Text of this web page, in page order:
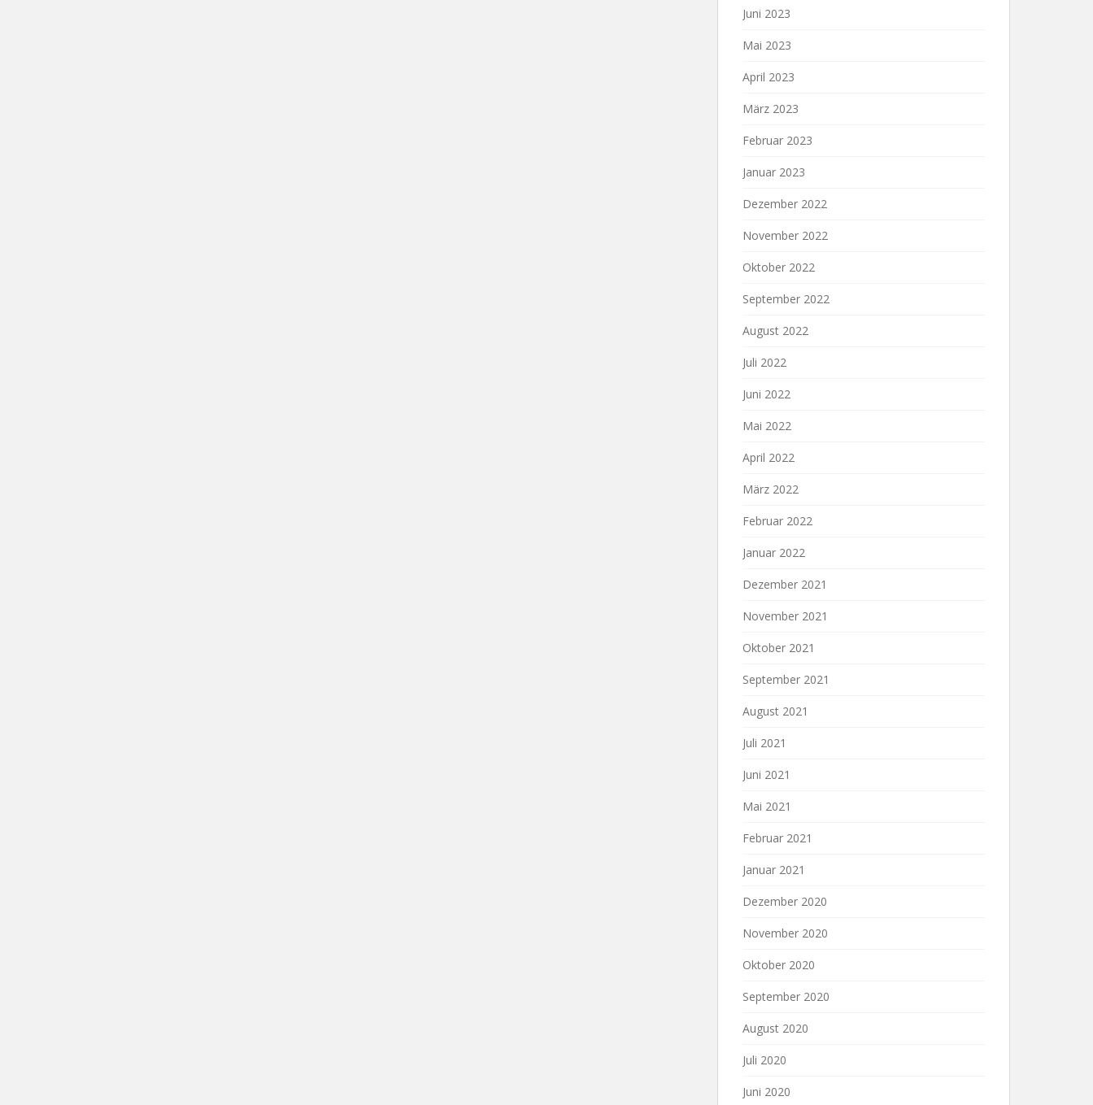
Juni 2023
Mai 2023
April 2023
März 2023
Februar 2023
Januar 2023
Dezember 2022
November 2022
Oktober 2022
September 2022
August 2022
Juli 2022
Juni 2022
Mai 2022
April 2022
März 2022
Februar 2022
Januar 2022
Dezember 2021
November 2021
Oktober 2021
September 2021
August 2021
Juli 2021
Juni 2021
Mai 2021
Februar 2021
Januar 2021
Dezember 2020
November 2020
Oktober 2020
September 2020
August 2020
Juli 2020
Juni 2020